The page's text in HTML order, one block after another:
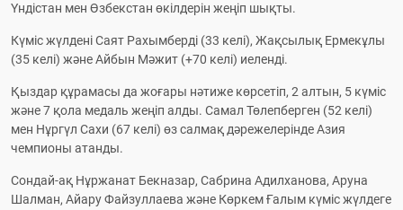
Үндістан мен Өзбекстан өкілдерін жеңіп шықты.
Күміс жүлдені Саят Рахымберді (33 келі), Жақсылық Ермекұлы
(35 келі) және Айбын Мәжит (+70 келі) иеленді.
Қыздар құрамасы да жоғары нәтиже көрсетіп, 2 алтын, 5 күміс
және 7 қола медаль жеңіп алды. Самал Төлепберген (52 келі)
мен Нұргүл Сахи (67 келі) өз салмақ дәрежелерінде Азия
чемпионы атанды.
Сондай-ақ Нұржанат Бекназар, Сабрина Адилханова, Аруна
Шалман, Айару Файзуллаева және Көркем Ғалым күміс жүлдеге